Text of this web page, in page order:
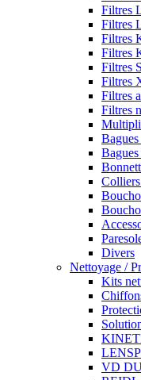
Filtres
Filtres
Filtres
Filtres
Filtres
Filtres
Filtres
Filtres
Divers
Nettoyage /
Kits
VD